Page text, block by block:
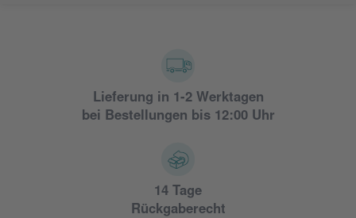
Lieferung in 1-2 Werktagen
bei Bestellungen bis 12:00 Uhr
14 Tage
Rückgaberecht